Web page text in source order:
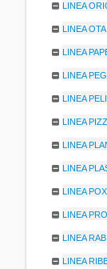
LINEA
LINEA OTA
LINEA
LINEA
LINEA
LINEA
LINEA
LINEA
LINEA
LINEA
LINEA RAB
LINEA